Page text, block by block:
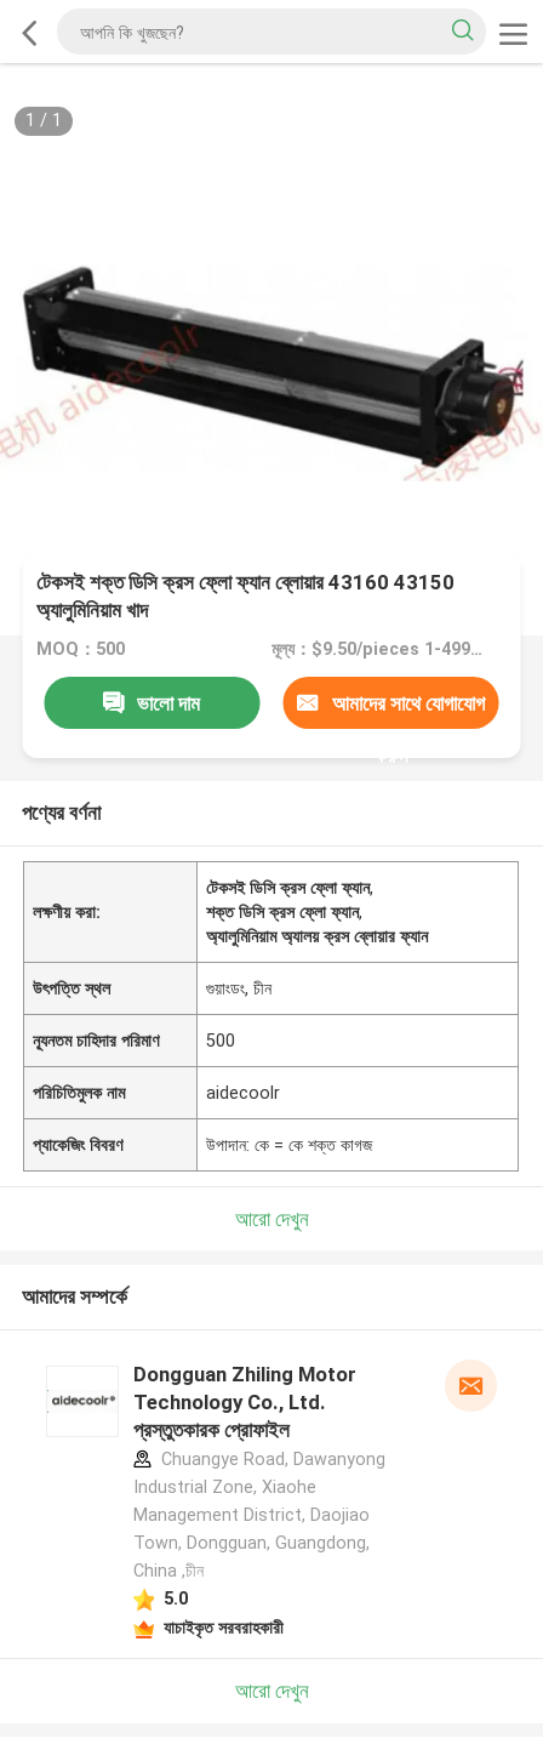
1 / 1
টেকসই শক্ত ডিসি ক্রস ফ্লো ফ্যান ব্লোয়ার 43160 43150
অ্যালুমিনিয়াম খাদ
MOQ：500 মূল্য：$9.50/pieces 1-499 pieces
ভালো দাম আমাদের সাথে যোগাযোগ
করুন
পণ্যের বর্ণনা
লক্ষণীয় করা:
টেকসই ডিসি ক্রস ফ্লো ফ্যান,
শক্ত ডিসি ক্রস ফ্লো ফ্যান,
অ্যালুমিনিয়াম অ্যালয় ক্রস ব্লোয়ার ফ্যান
উৎপত্তি স্থল গুয়াংডং, চীন
ন্যূনতম চাহিদার পরিমাণ 500
পরিচিতিমুলক নাম aidecoolr
প্যাকেজিং বিবরণ উপাদান: কে = কে শক্ত কাগজ
আরো দেখুন
আমাদের সম্পর্কে
Dongguan Zhiling Motor
Technology Co., Ltd.
প্রস্তুতকারক প্রোফাইল
Chuangye Road, Dawanyong
Industrial Zone, Xiaohe
Management District, Daojiao
Town, Dongguan, Guangdong,
China ,চীন
5.0
যাচাইকৃত সরবরাহকারী
আরো দেখুন